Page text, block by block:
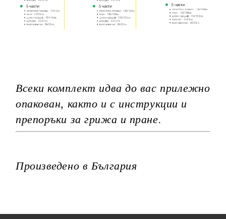
Всеки комплект идва до вас прилежно
опакован, както и с инструкции и
препоръки за грижа и пране.
Произведено в България